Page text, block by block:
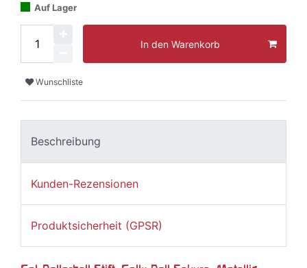
Auf Lager
In den Warenkorb
Wunschliste
Beschreibung
Kunden-Rezensionen
Produktsicherheit (GPSR)